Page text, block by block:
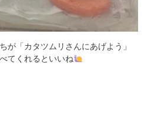
が「カタツムリさんにあげよう」
てくれるといいね